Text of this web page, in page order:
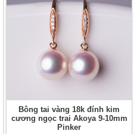
Bông tai vàng 18k đính kim
cương ngọc trai Akoya 9-10mm
Pinker